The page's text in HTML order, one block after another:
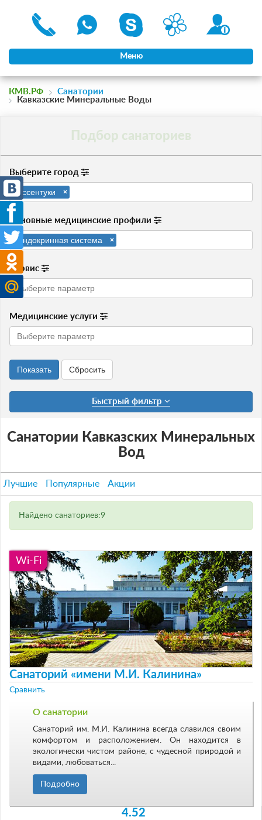
Меню
КМВ.РФ
Санатории
Кавказские Минеральные Воды
Подбор санаториев
Выберите город
Ессентуки ×
Основные медицинские профили
Эндокринная система ×
Сервис
Медицинские услуги
Быстрый фильтр
Санатории Кавказских Минеральных
Вод
Лучшие Популярные Акции
Найдено санаториев:9
Wi-Fi
Санаторий «имени М.И. Калинина»
Сравнить
О санатории
Санаторий им. М.И. Калинина всегда славился своим
комфортом и расположением. Он находится в
экологически чистом районе, с чудесной природой и
видами, любоваться...
Подробно
4.52